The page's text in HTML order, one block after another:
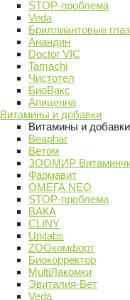
STOP-проблема
Veda
Бриллиантовые
Анандин
Doctor VIC
Tamachi
Чистотел
БиоВакс
Апиценна
Витамины и добавки
Витамины и добавки
Beaphar
Ветом
ЗООМИР
Фармавит
ОМЕГА NEO
STOP-проблема
ВАКА
CLINY
Unitabs
ZOOкомфорт
Биокорректор
MultiЛакомки
Эвиталия-Вет
Veda